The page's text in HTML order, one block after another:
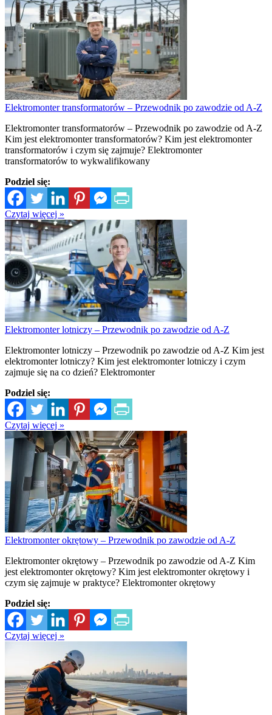
Elektromonter transformatorów – Przewodnik po zawodzie od A-Z
Elektromonter transformatorów – Przewodnik po zawodzie od A-Z
Kim jest elektromonter transformatorów? Kim jest elektromonter
transformatorów i czym się zajmuje? Elektromonter
transformatorów to wykwalifikowany
Podziel się:
Czytaj więcej »
Elektromonter lotniczy – Przewodnik po zawodzie od A-Z
Elektromonter lotniczy – Przewodnik po zawodzie od A-Z Kim jest
elektromonter lotniczy? Kim jest elektromonter lotniczy i czym
zajmuje się na co dzień? Elektromonter
Podziel się:
Czytaj więcej »
Elektromonter okrętowy – Przewodnik po zawodzie od A-Z
Elektromonter okrętowy – Przewodnik po zawodzie od A-Z Kim
jest elektromonter okrętowy? Kim jest elektromonter okrętowy i
czym się zajmuje w praktyce? Elektromonter okrętowy
Podziel się:
Czytaj więcej »